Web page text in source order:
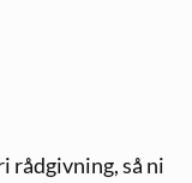
rådgivning, så ni